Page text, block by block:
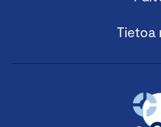
Scandic Grand Central,
Yritysten
Tietoa